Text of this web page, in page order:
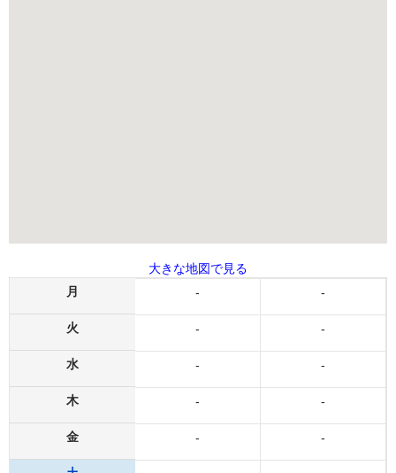
大きな地図で見る
月
火
水
木
金
-
-
-
-
-
-
-
-
-
-